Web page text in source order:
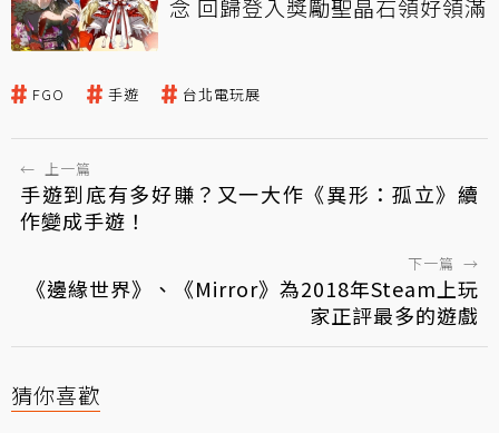
念 回歸登入獎勵聖晶石領好領滿
FGO 手遊 台北電玩展
← 上一篇
手遊到底有多好賺？又一大作《異形：孤立》續
作變成手遊！
下一篇 →
《邊緣世界》、《Mirror》為2018年Steam上玩
家正評最多的遊戲
猜你喜歡